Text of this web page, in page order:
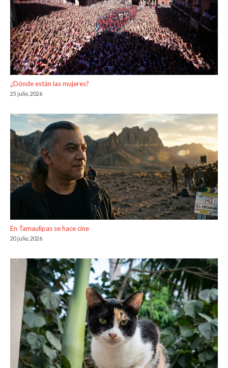
¿Dónde están las mujeres?
25 julio, 2026
En Tamaulipas se hace cine
20 julio, 2026